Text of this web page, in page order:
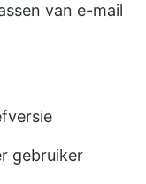
van e-mail
gebruiker